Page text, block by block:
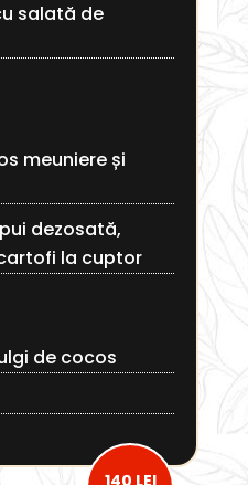
salată de
meuniere și
dezosată,
la cuptor
de cocos
140 LEI